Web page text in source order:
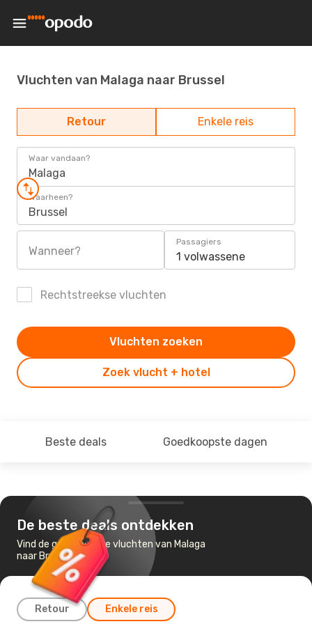
Vluchten van Malaga naar Brussel
Retour Enkele reis
Waar vandaan?
Malaga
Waarheen?
Brussel
Wanneer?
Passagiers
1 volwassene
Rechtstreekse vluchten
Zoek vlucht + hotel
Vluchten zoeken
Beste deals Goedkoopste dagen
De beste deals ontdekken
Vind de goedkoopste vluchten van Malaga
naar Brussel
Retour Enkele reis